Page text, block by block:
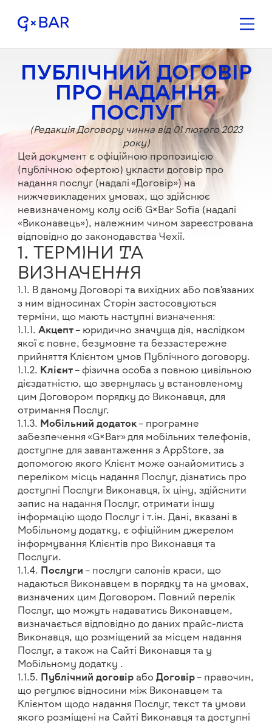
ПУБЛІЧНИЙ ДОГОВІР
ПРО НАДАННЯ
ПОСЛУГ
(Редакція Договору чинна від 01 лютого 2023
року)
Цей документ є офіційною пропозицією
(публічною офертою) укласти договір про
надання послуг (надалі «Договір») на
нижчевикладених умовах, що здійснює
невизначеному колу осіб G×Bar Sofia (надалі
«Виконавець»), належним чином зареєстрована
відповідно до законодавства Чехії.
1. ТЕРМІНИ ТА
ВИЗНАЧЕННЯ
1.1. В даному Договорі та вихідних або пов'язаних
з ним відносинах Сторін застосовуються
терміни, що мають наступні визначення:
1.1.1. Акцепт– юридично значуща дія, наслідком
якої є повне, безумовне та беззастережне
прийняття Клієнтом умов Публічного договору.
1.1.2. Клієнт– фізична особа з повною цивільною
дієздатністю, що звернулась у встановленому
цим Договором порядку до Виконавця, для
отримання Послуг.
1.1.3. Мобільний додаток– програмне
забезпечення «G×Bar» для мобільних телефонів,
доступне для завантаження з AppStore, за
допомогою якого Клієнт може ознайомитись з
переліком місць надання Послуг, дізнатись про
доступні Послуги Виконавця, їх ціну, здійснити
запис на надання Послуг, отримати іншу
інформацію щодо Послуг і т.ін. Дані, вказані в
Мобільному додатку, є офіційним джерелом
інформування Клієнтів про Виконавця та
Послуги.
1.1.4. Послуги – послуги салонів краси, що
надаються Виконавцем в порядку та на умовах,
визначених цим Договором. Повний перелік
Послуг, що можуть надаватись Виконавцем,
визначається відповідно до даних прайс-листа
Виконавця, що розміщений за місцем надання
Послуг, а також на Сайті Виконавця та у
Мобільному додатку .
1.1.5. Публічний договірабо Договір– правочин,
що регулює відносини між Виконавцем та
Клієнтом щодо надання Послуг, текст та умови
якого розміщені на Сайті Виконавця та доступні